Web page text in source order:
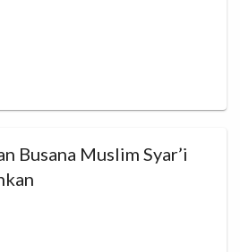
Busana Muslim Syar’i